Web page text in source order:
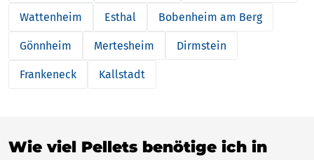
Wattenheim Esthal Bobenheim am Berg
Gönnheim Mertesheim Dirmstein
Frankeneck Kallstadt
Wie viel Pellets benötige ich in